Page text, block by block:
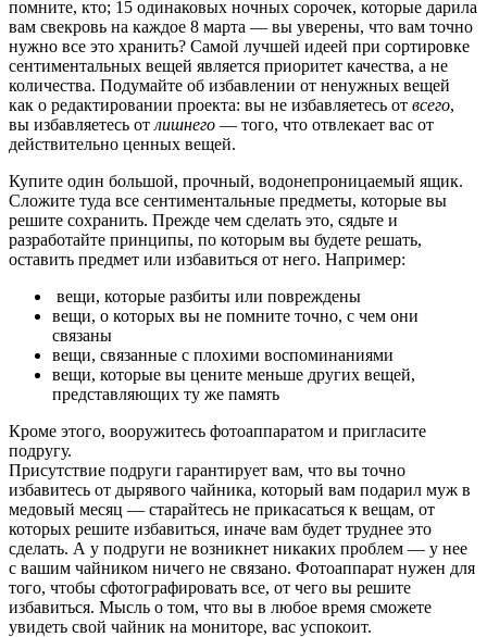
помните, кто; 15 одинаковых ночных сорочек, которые дарила
вам свекровь на каждое 8 марта — вы уверены, что вам точно
нужно все это хранить? Самой лучшей идеей при сортировке
сентиментальных вещей является приоритет качества, а не
количества. Подумайте об избавлении от ненужных вещей
как о редактировании проекта: вы не избавляетесь от всего,
вы избавляетесь от лишнего — того, что отвлекает вас от
действительно ценных вещей.
Купите один большой, прочный, водонепроницаемый ящик.
Сложите туда все сентиментальные предметы, которые вы
решите сохранить. Прежде чем сделать это, сядьте и
разработайте принципы, по которым вы будете решать,
оставить предмет или избавиться от него. Например:
вещи, которые разбиты или повреждены
вещи, о которых вы не помните точно, с чем они
связаны
вещи, связанные с плохими воспоминаниями
вещи, которые вы цените меньше других вещей,
представляющих ту же память
Кроме этого, вооружитесь фотоаппаратом и пригласите
подругу.
Присутствие подруги гарантирует вам, что вы точно
избавитесь от дырявого чайника, который вам подарил муж в
медовый месяц — старайтесь не прикасаться к вещам, от
которых решите избавиться, иначе вам будет труднее это
сделать. А у подруги не возникнет никаких проблем — у нее
с вашим чайником ничего не связано. Фотоаппарат нужен для
того, чтобы сфотографировать все, от чего вы решите
избавиться. Мысль о том, что вы в любое время сможете
увидеть свой чайник на мониторе, вас успокоит.